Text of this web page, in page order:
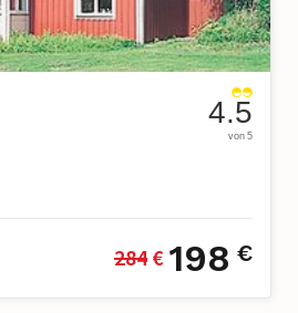
4.5
von 5
284 € 198 €